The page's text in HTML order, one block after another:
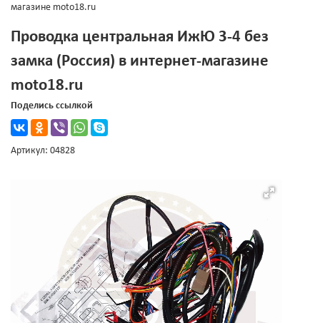
магазине moto18.ru
Проводка центральная ИжЮ 3-4 без
замка (Россия) в интернет-магазине
moto18.ru
Поделись ссылкой
Артикул: 04828